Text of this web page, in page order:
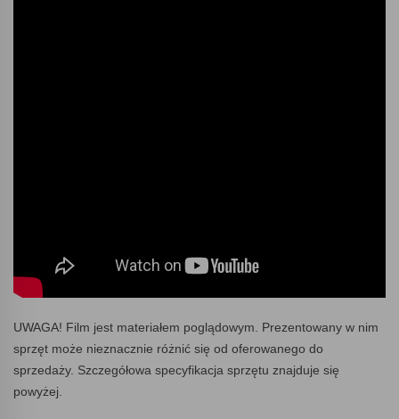
UWAGA! Film jest materiałem poglądowym. Prezentowany w nim
sprzęt może nieznacznie różnić się od oferowanego do
sprzedaży. Szczegółowa specyfikacja sprzętu znajduje się
powyżej.